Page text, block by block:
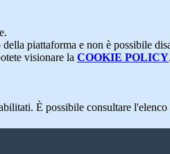
piattaforma e non è possibile
visionare la COOKIE POLICY.
È possibile consultare